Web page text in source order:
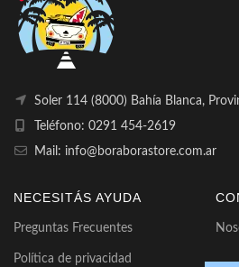
Soler 114 (8000) Bahía Blanca,
Teléfono: 0291 454-2619
Mail: info@boraborastore.com.ar
NECESITÁS AYUDA
Preguntas Frecuentes
Política de privacidad